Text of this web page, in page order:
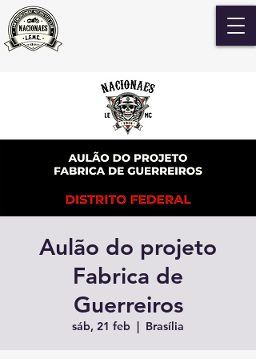
Aulão do projeto
Fabrica de
Guerreiros
sáb, 21 feb
  |
Brasília